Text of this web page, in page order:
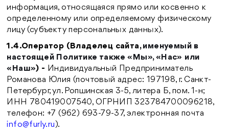
информация, относящаяся прямо или косвенно к
определенному или определяемому физическому
лицу (субъекту персональных данных).
1.4.Оператор (Владелец сайта,именуемый в
настоящей Политике также «Мы», «Нас» или
«Наш») - Индивидуальный Предприниматель
Романова Юлия (почтовый адрес: 197198, г. Санкт-
Петербург, ул. Ропшинская 3-5, литера Б, пом. 1-н;
ИНН 780419007540, ОГРНИП 323784700096218,
телефон: +7 (962) 693-79-37, электронная почта
info@furly.ru ).